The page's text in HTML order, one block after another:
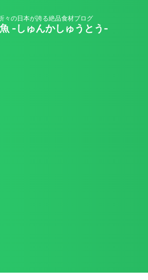
々の日本が誇る絶品食材ブログ
-しゅんかしゅうとう-